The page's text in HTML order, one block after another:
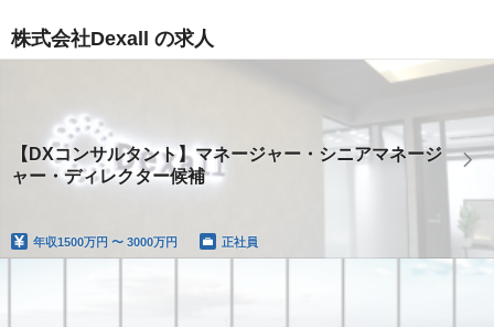
株式会社Dexall の求人
【DXコンサルタント】マネージャー・シニアマネージ
ャー・ディレクター候補
年収1500万円 〜 3000万円 正社員